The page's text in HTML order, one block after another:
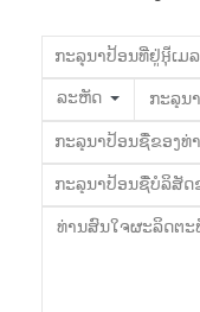
ລະຫັດ